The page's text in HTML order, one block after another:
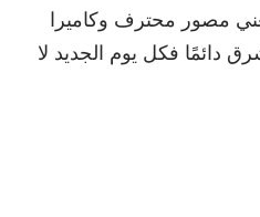
مصور محترف وكاميرا
دائمًا فكل يوم الجديد لا